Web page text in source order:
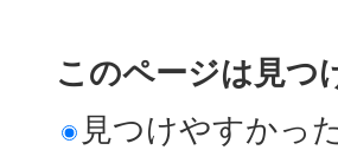
このページは見つ
見つけやすかっ